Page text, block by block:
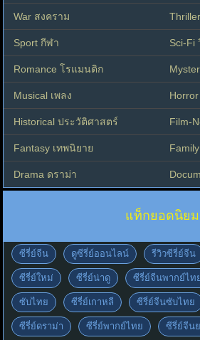
War สงคราม
Sport กีฬา Sci-Fi
Romance โรแมนติก
Musical เพลง
Historical ประวัติศาสตร์ Film-
Fantasy เทพนิยาย
Drama ดราม่า
แท็กยอดนิยม
ซีรี่ย์จีน ดูซีรี่ย์ออนไลน์ รีวิวซีรี่ย์จีน
ซีรี่ย์ใหม่ ซีรี่ย์น่าดู ซีรี่ย์จีนพากย์ไท
ซับไทย ซีรี่ย์เกาหลี ซีรี่ย์จีนซับไทย
ซีรี่ย์ดราม่า ซีรี่ย์พากย์ไทย ซีรี่ย์จีน